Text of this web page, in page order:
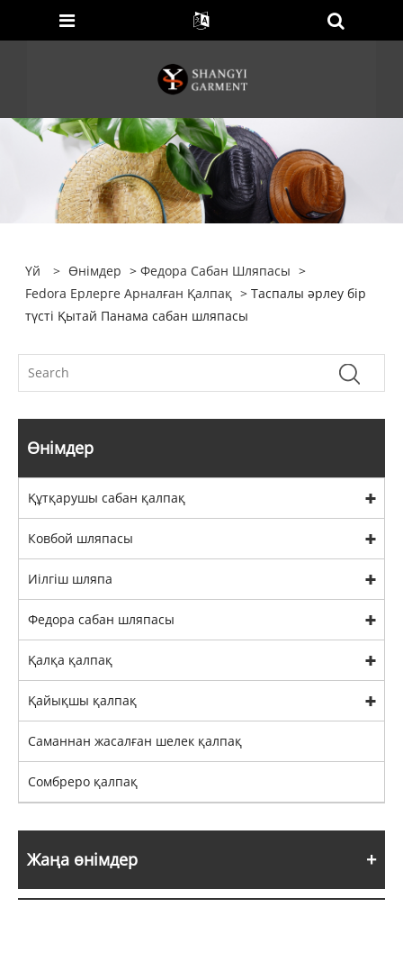
Үй > Өнімдер >Федора Сабан Шляпасы >
Fedora Ерлерге Арналған Қалпақ > Таспалы әрлеу бір
түсті Қытай Панама сабан шляпасы
Өнімдер
Құтқарушы сабан қалпақ
Ковбой шляпасы
Иілгіш шляпа
Федора сабан шляпасы
Қалқа қалпақ
Қайықшы қалпақ
Саманнан жасалған шелек қалпақ
Сомбреро қалпақ
Жаңа өнімдер